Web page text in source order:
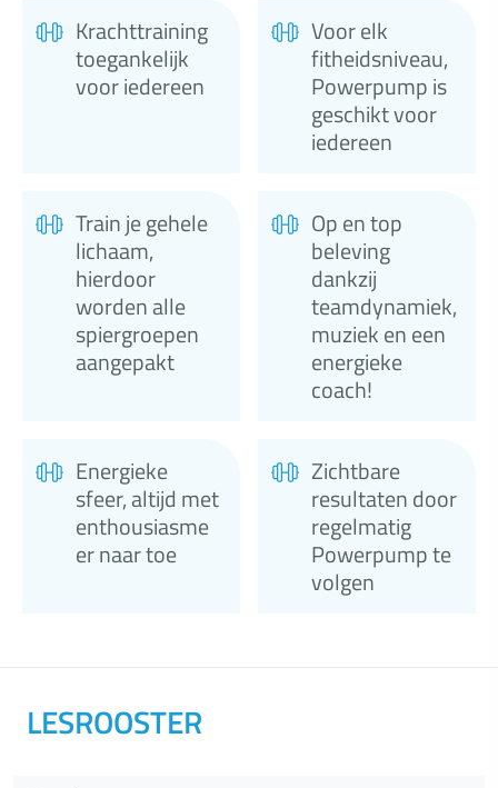
Krachttraining
toegankelijk
voor iedereen
Voor elk
fitheidsniveau,
Powerpump is
geschikt voor
iedereen
Train je gehele
lichaam,
hierdoor
worden alle
spiergroepen
aangepakt
Op en top
beleving
dankzij
teamdynamiek,
muziek en een
energieke
coach!
Energieke
sfeer, altijd met
enthousiasme
er naar toe
Zichtbare
resultaten door
regelmatig
Powerpump te
volgen
LESROOSTER